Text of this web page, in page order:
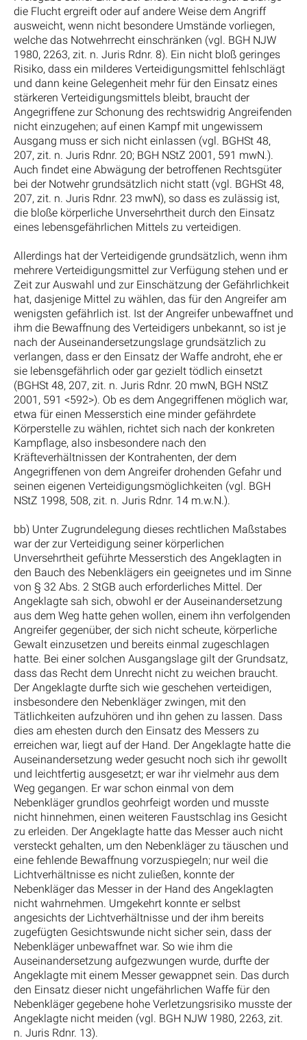
die Flucht ergreift oder auf andere Weise dem Angriff
ausweicht, wenn nicht besondere Umstände vorliegen,
welche das Notwehrrecht einschränken (vgl. BGH NJW
1980, 2263, zit. n. Juris Rdnr. 8). Ein nicht bloß geringes
Risiko, dass ein milderes Verteidigungsmittel fehlschlägt
und dann keine Gelegenheit mehr für den Einsatz eines
stärkeren Verteidigungsmittels bleibt, braucht der
Angegriffene zur Schonung des rechtswidrig Angreifenden
nicht einzugehen; auf einen Kampf mit ungewissem
Ausgang muss er sich nicht einlassen (vgl. BGHSt 48,
207, zit. n. Juris Rdnr. 20; BGH NStZ 2001, 591 mwN.).
Auch findet eine Abwägung der betroffenen Rechtsgüter
bei der Notwehr grundsätzlich nicht statt (vgl. BGHSt 48,
207, zit. n. Juris Rdnr. 23 mwN), so dass es zulässig ist,
die bloße körperliche Unversehrtheit durch den Einsatz
eines lebensgefährlichen Mittels zu verteidigen.
Allerdings hat der Verteidigende grundsätzlich, wenn ihm
mehrere Verteidigungsmittel zur Verfügung stehen und er
Zeit zur Auswahl und zur Einschätzung der Gefährlichkeit
hat, dasjenige Mittel zu wählen, das für den Angreifer am
wenigsten gefährlich ist. Ist der Angreifer unbewaffnet und
ihm die Bewaffnung des Verteidigers unbekannt, so ist je
nach der Auseinandersetzungslage grundsätzlich zu
verlangen, dass er den Einsatz der Waffe androht, ehe er
sie lebensgefährlich oder gar gezielt tödlich einsetzt
(BGHSt 48, 207, zit. n. Juris Rdnr. 20 mwN, BGH NStZ
2001, 591 <592>). Ob es dem Angegriffenen möglich war,
etwa für einen Messerstich eine minder gefährdete
Körperstelle zu wählen, richtet sich nach der konkreten
Kampflage, also insbesondere nach den
Kräfteverhältnissen der Kontrahenten, der dem
Angegriffenen von dem Angreifer drohenden Gefahr und
seinen eigenen Verteidigungsmöglichkeiten (vgl. BGH
NStZ 1998, 508, zit. n. Juris Rdnr. 14 m.w.N.).
bb) Unter Zugrundelegung dieses rechtlichen Maßstabes
war der zur Verteidigung seiner körperlichen
Unversehrtheit geführte Messerstich des Angeklagten in
den Bauch des Nebenklägers ein geeignetes und im Sinne
von § 32 Abs. 2 StGB auch erforderliches Mittel. Der
Angeklagte sah sich, obwohl er der Auseinandersetzung
aus dem Weg hatte gehen wollen, einem ihn verfolgenden
Angreifer gegenüber, der sich nicht scheute, körperliche
Gewalt einzusetzen und bereits einmal zugeschlagen
hatte. Bei einer solchen Ausgangslage gilt der Grundsatz,
dass das Recht dem Unrecht nicht zu weichen braucht.
Der Angeklagte durfte sich wie geschehen verteidigen,
insbesondere den Nebenkläger zwingen, mit den
Tätlichkeiten aufzuhören und ihn gehen zu lassen. Dass
dies am ehesten durch den Einsatz des Messers zu
erreichen war, liegt auf der Hand. Der Angeklagte hatte die
Auseinandersetzung weder gesucht noch sich ihr gewollt
und leichtfertig ausgesetzt; er war ihr vielmehr aus dem
Weg gegangen. Er war schon einmal von dem
Nebenkläger grundlos geohrfeigt worden und musste
nicht hinnehmen, einen weiteren Faustschlag ins Gesicht
zu erleiden. Der Angeklagte hatte das Messer auch nicht
versteckt gehalten, um den Nebenkläger zu täuschen und
eine fehlende Bewaffnung vorzuspiegeln; nur weil die
Lichtverhältnisse es nicht zuließen, konnte der
Nebenkläger das Messer in der Hand des Angeklagten
nicht wahrnehmen. Umgekehrt konnte er selbst
angesichts der Lichtverhältnisse und der ihm bereits
zugefügten Gesichtswunde nicht sicher sein, dass der
Nebenkläger unbewaffnet war. So wie ihm die
Auseinandersetzung aufgezwungen wurde, durfte der
Angeklagte mit einem Messer gewappnet sein. Das durch
den Einsatz dieser nicht ungefährlichen Waffe für den
Nebenkläger gegebene hohe Verletzungsrisiko musste der
Angeklagte nicht meiden (vgl. BGH NJW 1980, 2263, zit.
n. Juris Rdnr. 13).